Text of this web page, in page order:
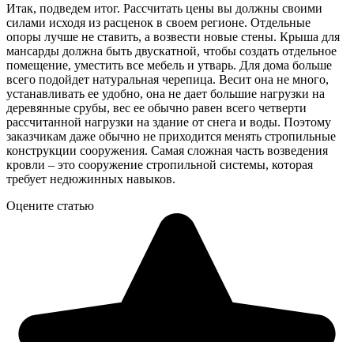
Итак, подведем итог. Рассчитать цены вы должны своими
силами исходя из расценок в своем регионе. Отдельные
опоры лучше не ставить, а возвести новые стены. Крыша для
мансарды должна быть двускатной, чтобы создать отдельное
помещение, уместить все мебель и утварь. Для дома больше
всего подойдет натуральная черепица. Весит она не много,
устанавливать ее удобно, она не дает большие нагрузки на
деревянные срубы, вес ее обычно равен всего четверти
рассчитанной нагрузки на здание от снега и воды. Поэтому
заказчикам даже обычно не приходится менять стропильные
конструкции сооружения. Самая сложная часть возведения
кровли – это сооружение стропильной системы, которая
требует недюжинных навыков.
Оцените статью